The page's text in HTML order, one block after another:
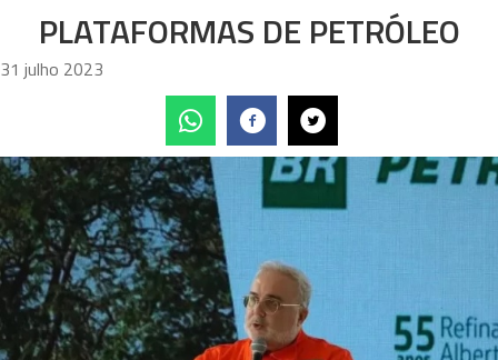
PLATAFORMAS DE PETRÓLEO
31 julho 2023